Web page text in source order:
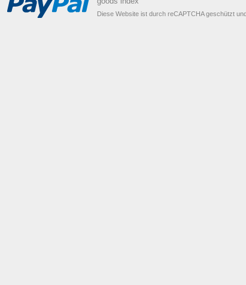
Diese Website ist durch reCAPTCHA geschützt